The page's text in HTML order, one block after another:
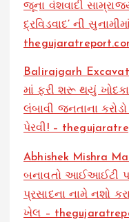
જૂના વંશવાદી
દ્રવિડવાદ’ ની
Balirajgarh
માં ફરી શરૂ થયું
લંબાવી જનતાના
પેરવી! –
Abhishek Mishra
બનાવતો આઈઆઈટી
પ્રસાદના નામે નશો
ખેલ –